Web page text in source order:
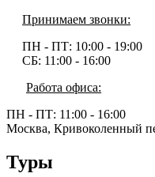
Принимаем звонки:
ПН - ПТ: 10:00 - 19:00
СБ: 11:00 - 16:00
Работа офиса:
ПН - ПТ: 11:00 - 16:00
Москва, Кривоколенный
Туры